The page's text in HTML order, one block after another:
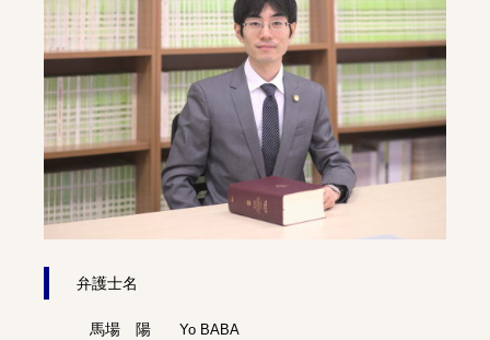
弁護士名
馬場 陽 Yo BABA